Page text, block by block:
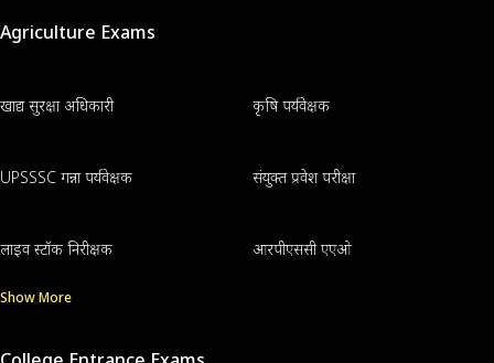
Agriculture Exams
खाद्य सुरक्षा अधिकारी कृषि पर्यवेक्षक
UPSSSC गन्ना पर्यवेक्षक संयुक्त प्रवेश परीक्षा
लाइव स्टॉक निरीक्षक आरपीएससी एएओ
Show More